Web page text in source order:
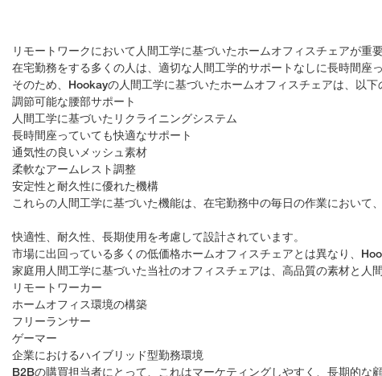
リモートワークにおいて人間工学に基づいたホームオフィスチェアが重
在宅勤務をする多くの人は、適切な人間工学的サポートなしに長時間座
そのため、Hookayの人間工学に基づいたホームオフィスチェアは、以下
調節可能な腰部サポート
人間工学に基づいたリクライニングシステム
長時間座っていても快適なサポート
通気性の良いメッシュ素材
柔軟なアームレスト調整
安定性と耐久性に優れた機構
これらの人間工学に基づいた機能は、在宅勤務中の毎日の作業において
快適性、耐久性、長期使用を考慮して設計されています。
市場に出回っている多くの低価格ホームオフィスチェアとは異なり、
家庭用人間工学に基づいた当社のオフィスチェアは、高品質の素材と人
リモートワーカー
ホームオフィス環境の構築
フリーランサー
ゲーマー
企業におけるハイブリッド型勤務環境
B2Bの購買担当者にとって、これはマーケティングしやすく、長期的な